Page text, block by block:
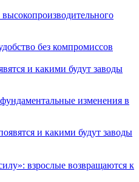
высокопроизводительного
и какими будут заводы
изменения в
взрослые возвращаются к